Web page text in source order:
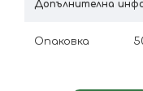
Допълнителна
Опаковка